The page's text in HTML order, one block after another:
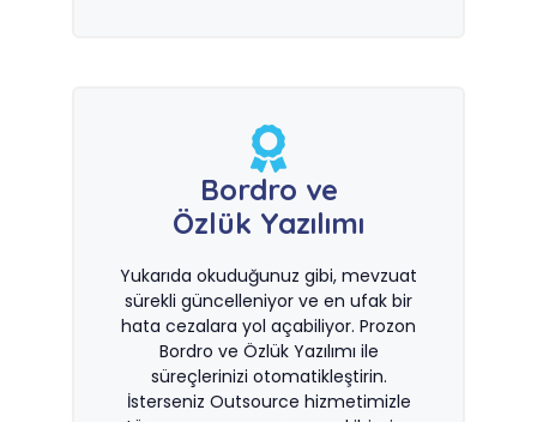
Bordro ve
Özlük Yazılımı
Yukarıda okuduğunuz gibi, mevzuat
sürekli güncelleniyor ve en ufak bir
hata cezalara yol açabiliyor. Prozon
Bordro ve Özlük Yazılımı ile
süreçlerinizi otomatikleştirin.
İsterseniz Outsource hizmetimizle